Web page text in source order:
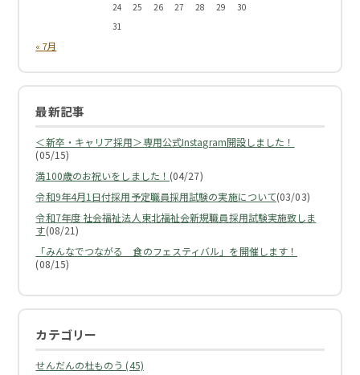
24
25 26 27 28 29
30
31
« 7月
最新記事
＜新卒・キャリア採用＞専用公式Instagram開設しました！
(05/15)
満100歳のお祝いをしました！ (04/27)
令和9年4月1日付採用予定職員採用試験の実施について(03/03)
令和7年度 社会福祉法人東北福祉会新規職員採用試験実施致しま
す(08/21)
「みんなでつながる 食のフェスティバル」を開催します！
(08/15)
カテゴリー
せんだんの杜ものう (45)